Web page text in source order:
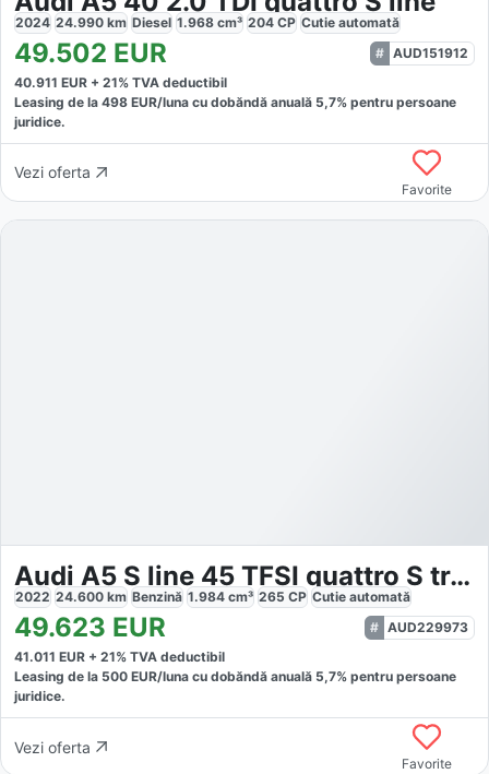
2024 24.990 km Diesel 1.968 cm³ 204 CP Cutie automată
49.502 EUR
AUD151912
40.911 EUR + 21% TVA deductibil
Leasing de la 498 EUR/luna cu dobăndă anuală 5,7% pentru persoane
juridice.
Vezi oferta
Favorite
Audi A5 S line 45 TFSI quattro S tronic
2022 24.600 km Benzină 1.984 cm³ 265 CP Cutie automată
49.623 EUR
AUD229973
41.011 EUR + 21% TVA deductibil
Leasing de la 500 EUR/luna cu dobăndă anuală 5,7% pentru persoane
juridice.
Vezi oferta
Favorite